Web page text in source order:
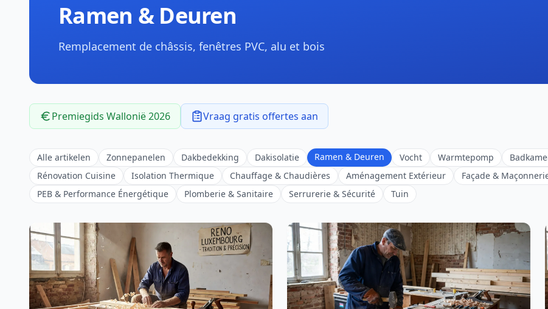
Ramen & Deuren
Remplacement de châssis, fenêtres PVC, alu et bois
Premiegids Wallonië 2026 Vraag gratis offertes aan
Alle artikelen Zonnepanelen Dakbedekking Dakisolatie Ramen & Deuren Vocht Warmtepomp
Rénovation Cuisine
Isolation Thermique Chauffage & Chaudières Aménagement Extérieur Façade &
PEB & Performance Énergétique
Plomberie & Sanitaire Serrurerie & Sécurité Tuin